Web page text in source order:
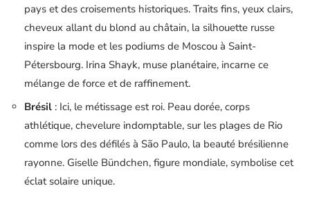
pays et des croisements historiques. Traits fins, yeux clairs,
cheveux allant du blond au châtain, la silhouette russe
inspire la mode et les podiums de Moscou à Saint-
Pétersbourg. Irina Shayk, muse planétaire, incarne ce
mélange de force et de raffinement.
Brésil : Ici, le métissage est roi. Peau dorée, corps
athlétique, chevelure indomptable, sur les plages de Rio
comme lors des défilés à São Paulo, la beauté brésilienne
rayonne. Giselle Bündchen, figure mondiale, symbolise cet
éclat solaire unique.